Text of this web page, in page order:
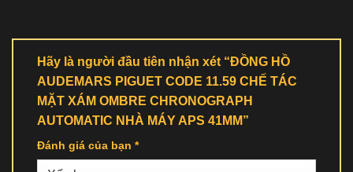
Hãy là người đầu tiên nhận xét “ĐỒNG HỒ
AUDEMARS PIGUET CODE 11.59 CHẾ TÁC
MẶT XÁM OMBRE CHRONOGRAPH
AUTOMATIC NHÀ MÁY APS 41MM”
Đánh giá của bạn *